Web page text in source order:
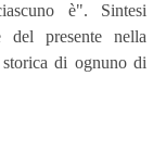
è". Sintesi
del presente nella
di ognuno di